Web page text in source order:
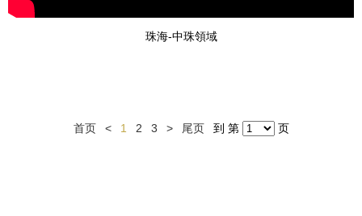
珠海-中珠領域
首页 < 1 2 3 > 尾页 到 第 页